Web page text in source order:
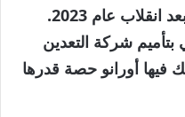
السيطرة على فروعها المحلية بعد انقلاب عام 2023.
شركة التعدين
أورانو حصة قدرها